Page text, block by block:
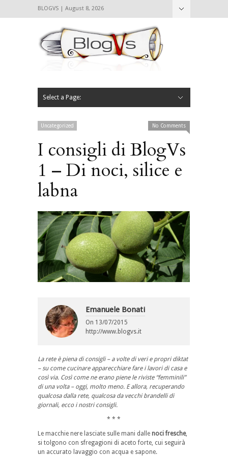
BLOGVS | August 8, 2026
Select a Page:
Uncategorized No Comments
I consigli di BlogVs
1 – Di noci, silice e
labna
Emanuele Bonati
On 13/07/2015
http://www.blogvs.it
La rete è piena di consigli – a volte di veri e propri diktat
– su come cucinare apparecchiare fare i lavori di casa e
così via. Così come ne erano piene le riviste “femminili”
di una volta – oggi, molto meno. E allora, recuperando
qualcosa dalla rete, qualcosa da vecchi brandelli di
giornali, ecco i nostri consigli.
* * *
Le macchie nere lasciate sulle mani dalle noci fresche,
si tolgono con sfregagioni di aceto forte, cui seguirà
un accurato lavaggio con acqua e sapone.